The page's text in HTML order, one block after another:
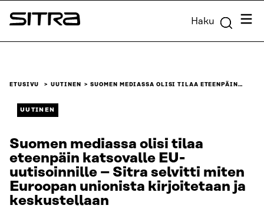
Siirry
suoraan
Sitra Haku
ETUSIVU UUTINEN SUOMEN MEDIASSA OLISI TILAA ETEENPÄIN…
UUTINEN
Suomen mediassa olisi tilaa
eteenpäin katsovalle EU-
uutisoinnille – Sitra selvitti miten
Euroopan unionista kirjoitetaan ja
keskustellaan